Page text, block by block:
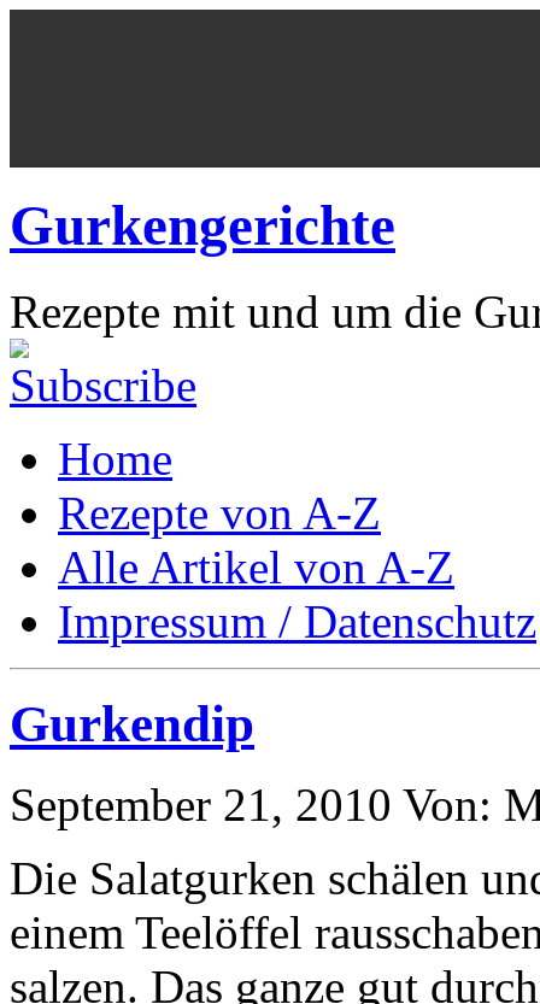
Gurkengerichte
Rezepte mit und um die
Home
Rezepte von A-Z
Alle Artikel von A-Z
Impressum / Datenschutz
Gurkendip
September 21, 2010 Von:
Die Salatgurken schälen
einem Teelöffel
salzen. Das ganze gut